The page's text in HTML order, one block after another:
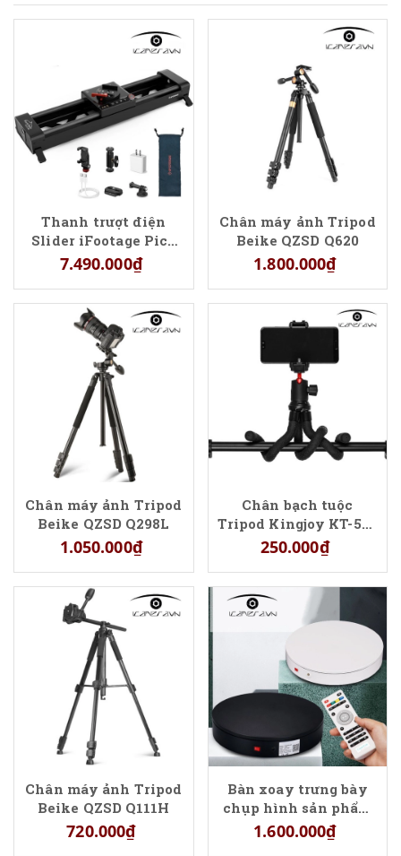
Thanh trượt điện
Slider iFootage Pico
Pro
7.490.000₫
Chân máy ảnh Tripod
Beike QZSD Q620
1.800.000₫
Chân máy ảnh Tripod
Beike QZSD Q298L
1.050.000₫
Chân bạch tuộc
Tripod Kingjoy KT-500
+ BD-50
250.000₫
Chân máy ảnh Tripod
Beike QZSD Q111H
720.000₫
Bàn xoay trưng bày
chụp hình sản phẩm
có remote điều khiển
từ xa 35cm
1.600.000₫